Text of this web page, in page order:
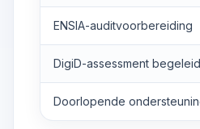
ENSIA-auditvoorbereiding
DigiD-assessment
Doorlopende